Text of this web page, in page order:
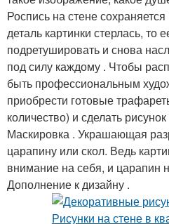
Роспись на стене
деталь картинки стерлась, то
подретушировать и снова
под силу каждому . Чтобы
быть профессиональным
приобрести готовые
количество) и сделать
Маскировка . Украшающая
царапину или скол. Ведь
внимание на себя, и царапин
Дополнение к дизайну .